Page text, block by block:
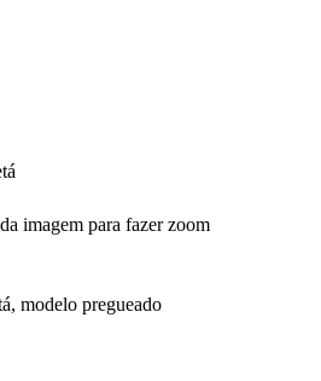
imagem para fazer zoom
modelo pregueado